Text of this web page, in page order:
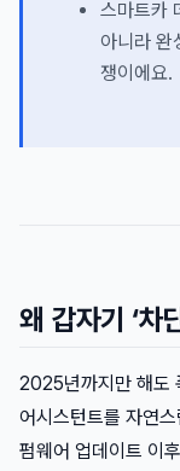
스마트카
아니라 완
쟁이에요.
왜 갑자기 ‘차
2025년까지만 해도
어시스턴트를 자연
펌웨어 업데이트 이